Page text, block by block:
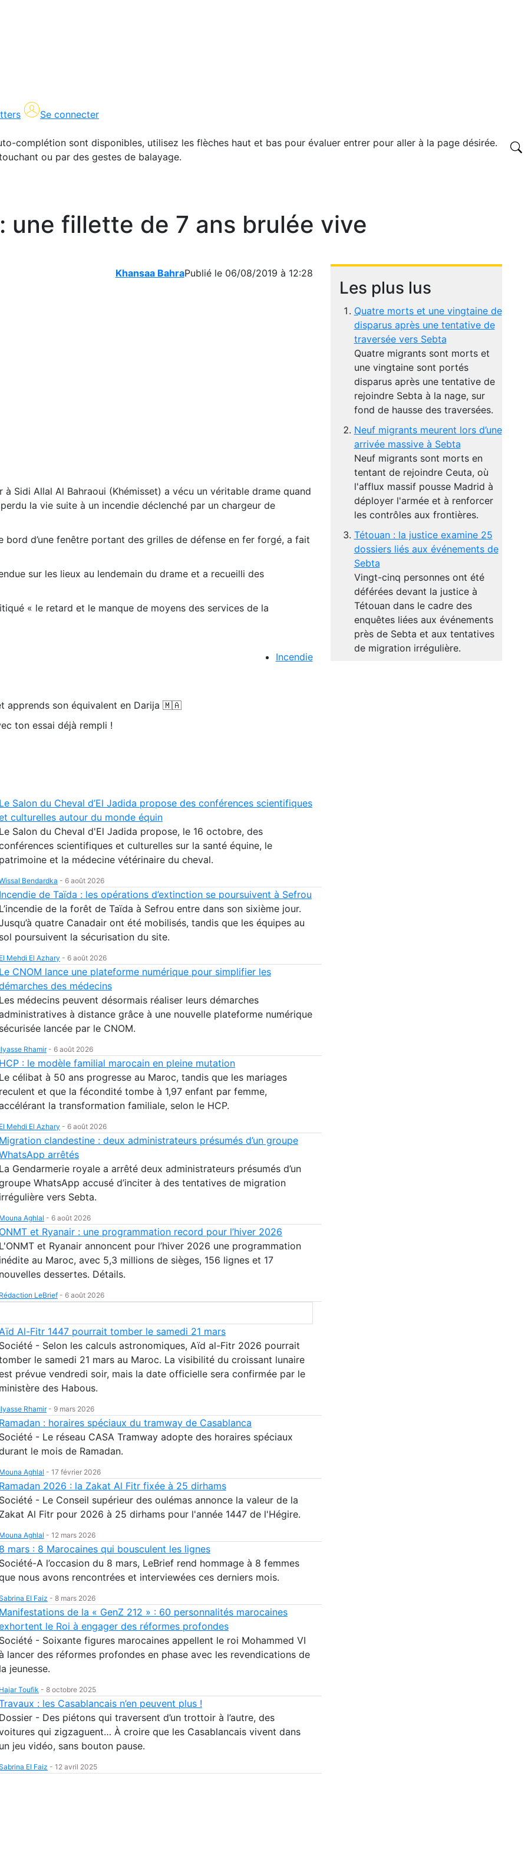
Se connecter
complétion sont disponibles, utilisez les flèches haut et bas pour évaluer entrer pour aller à la page désirée.
ou par des gestes de balayage.
une fillette de 7 ans brulée vive
Khansaa BahraPublié le 06/08/2019 à 12:28
à Sidi Allal Al Bahraoui (Khémisset) a vécu un véritable drame quand
la vie suite à un incendie déclenché par un chargeur de
bord d’une fenêtre portant des grilles de défense en fer forgé, a fait
sur les lieux au lendemain du drame et a recueilli des
« le retard et le manque de moyens des services de la
Incendie
apprends son équivalent en Darija 🇲🇦
ton essai déjà rempli !
Les plus lus
Quatre morts et une vingtaine de
disparus après une tentative de
traversée vers Sebta
Quatre migrants sont morts et
une vingtaine sont portés
disparus après une tentative de
rejoindre Sebta à la nage, sur
fond de hausse des traversées.
Neuf migrants meurent lors d’une
arrivée massive à Sebta
Neuf migrants sont morts en
tentant de rejoindre Ceuta, où
l'afflux massif pousse Madrid à
déployer l'armée et à renforcer
les contrôles aux frontières.
Tétouan : la justice examine 25
dossiers liés aux événements de
Sebta
Vingt-cinq personnes ont été
déférées devant la justice à
Tétouan dans le cadre des
enquêtes liées aux événements
près de Sebta et aux tentatives
de migration irrégulière.
Le Salon du Cheval d’El Jadida propose des conférences scientifiques
culturelles autour du monde équin
Le Salon du Cheval d'El Jadida propose, le 16 octobre, des
scientifiques et culturelles sur la santé équine, le
patrimoine et la médecine vétérinaire du cheval.
Bendardka - 6 août 2026
Incendie de Taïda : les opérations d’extinction se poursuivent à Sefrou
L’incendie de la forêt de Taïda à Sefrou entre dans son sixième jour.
quatre Canadair ont été mobilisés, tandis que les équipes au
sol poursuivent la sécurisation du site.
El Mehdi El Azhary - 6 août 2026
Le CNOM lance une plateforme numérique pour simplifier les
des médecins
Les médecins peuvent désormais réaliser leurs démarches
à distance grâce à une nouvelle plateforme numérique
sécurisée lancée par le CNOM.
Ilyasse Rhamir- 6 août 2026
HCP : le modèle familial marocain en pleine mutation
Le célibat à 50 ans progresse au Maroc, tandis que les mariages
reculent et que la fécondité tombe à 1,97 enfant par femme,
la transformation familiale, selon le HCP.
El Mehdi El Azhary - 6 août 2026
Migration clandestine : deux administrateurs présumés d’un groupe
arrêtés
La Gendarmerie royale a arrêté deux administrateurs présumés d’un
WhatsApp accusé d’inciter à des tentatives de migration
irrégulière vers Sebta.
Mouna Aghlal - 6 août 2026
ONMT et Ryanair : une programmation record pour l’hiver 2026
L'ONMT et Ryanair annoncent pour l’hiver 2026 une programmation
inédite au Maroc, avec 5,3 millions de sièges, 156 lignes et 17
nouvelles dessertes. Détails.
Rédaction LeBrief- 6 août 2026
Aïd Al-Fitr 1447 pourrait tomber le samedi 21 mars
Société - Selon les calculs astronomiques, Aïd al-Fitr 2026 pourrait
le samedi 21 mars au Maroc. La visibilité du croissant lunaire
prévue vendredi soir, mais la date officielle sera confirmée par le
ministère des Habous.
Ilyasse Rhamir- 9 mars 2026
Ramadan : horaires spéciaux du tramway de Casablanca
Société - Le réseau CASA Tramway adopte des horaires spéciaux
le mois de Ramadan.
Mouna Aghlal - 17 février 2026
Ramadan 2026 : la Zakat Al Fitr fixée à 25 dirhams
Société - Le Conseil supérieur des oulémas annonce la valeur de la
Zakat Al Fitr pour 2026 à 25 dirhams pour l'année 1447 de l'Hégire.
Mouna Aghlal - 12 mars 2026
8 mars : 8 Marocaines qui bousculent les lignes
Société-A l’occasion du 8 mars, LeBrief rend hommage à 8 femmes
nous avons rencontrées et interviewées ces derniers mois.
El Faiz - 8 mars 2026
Manifestations de la « GenZ 212 » : 60 personnalités marocaines
le Roi à engager des réformes profondes
Société - Soixante figures marocaines appellent le roi Mohammed VI
lancer des réformes profondes en phase avec les revendications de
la jeunesse.
Hajar Toufik - 8 octobre 2025
: les Casablancais n’en peuvent plus !
Dossier - Des piétons qui traversent d’un trottoir à l’autre, des
qui zigzaguent… À croire que les Casablancais vivent dans
un jeu vidéo, sans bouton pause.
El Faiz - 12 avril 2025